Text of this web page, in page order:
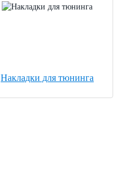
Накладки для тюнинга